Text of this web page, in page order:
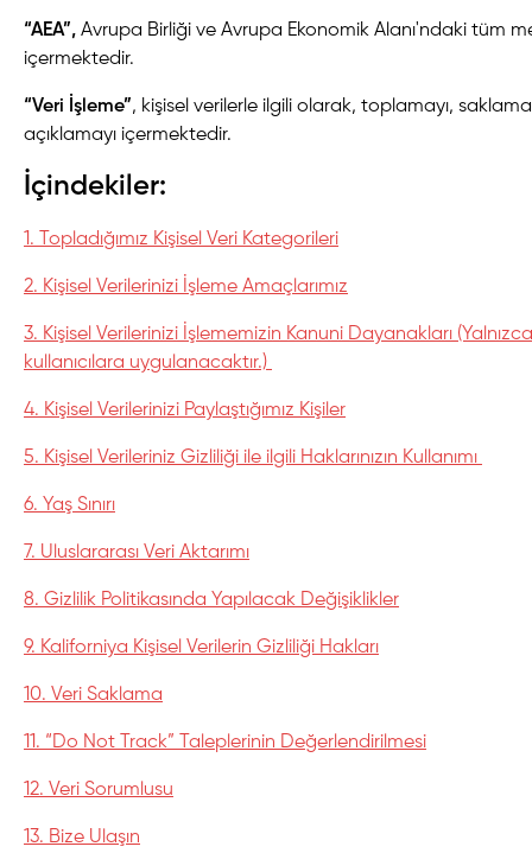
“AEA”, Avrupa Birliği ve Avrupa Ekonomik Alanı'ndaki tüm
içermektedir.
“Veri İşleme”, kişisel verilerle ilgili olarak, toplamayı,
açıklamayı içermektedir.
İçindekiler:
1. Topladığımız Kişisel Veri Kategorileri
2. Kişisel Verilerinizi İşleme Amaçlarımız
3. Kişisel Verilerinizi İşlememizin Kanuni Dayanakları
kullanıcılara uygulanacaktır.)
4. Kişisel Verilerinizi Paylaştığımız Kişiler
5. Kişisel Verileriniz Gizliliği ile ilgili Haklarınızın Kullanımı
6. Yaş Sınırı
7. Uluslararası Veri Aktarımı
8. Gizlilik Politikasında Yapılacak Değişiklikler
9. Kaliforniya Kişisel Verilerin Gizliliği Hakları
10. Veri Saklama
11. “Do Not Track” Taleplerinin Değerlendirilmesi
12. Veri Sorumlusu
13. Bize Ulaşın